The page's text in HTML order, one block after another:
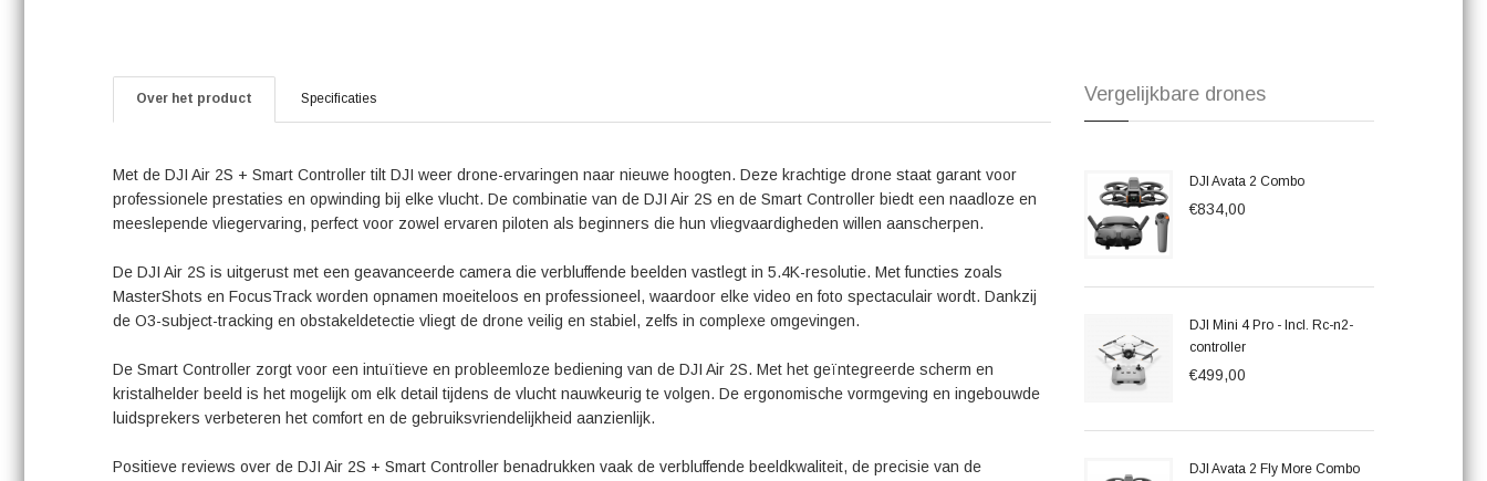
Over het product Specificaties
Met de DJI Air 2S + Smart Controller tilt DJI weer drone-ervaringen naar nieuwe hoogten. Deze krachtige drone staat garant voor
professionele prestaties en opwinding bij elke vlucht. De combinatie van de DJI Air 2S en de Smart Controller biedt een naadloze en
meeslepende vliegervaring, perfect voor zowel ervaren piloten als beginners die hun vliegvaardigheden willen aanscherpen.
De DJI Air 2S is uitgerust met een geavanceerde camera die verbluffende beelden vastlegt in 5.4K-resolutie. Met functies zoals
MasterShots en FocusTrack worden opnamen moeiteloos en professioneel, waardoor elke video en foto spectaculair wordt. Dankzij
de O3-subject-tracking en obstakeldetectie vliegt de drone veilig en stabiel, zelfs in complexe omgevingen.
De Smart Controller zorgt voor een intuïtieve en probleemloze bediening van de DJI Air 2S. Met het geïntegreerde scherm en
kristalhelder beeld is het mogelijk om elk detail tijdens de vlucht nauwkeurig te volgen. De ergonomische vormgeving en ingebouwde
luidsprekers verbeteren het comfort en de gebruiksvriendelijkheid aanzienlijk.
Positieve reviews over de DJI Air 2S + Smart Controller benadrukken vaak de verbluffende beeldkwaliteit, de precisie van de
Vergelijkbare drones
DJI Avata 2 Combo
€834,00
DJI Mini 4 Pro - Incl. Rc-n2-
controller
€499,00
DJI Avata 2 Fly More Combo